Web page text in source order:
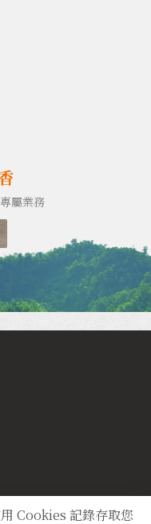
Cookies 記錄存取您
屬業務